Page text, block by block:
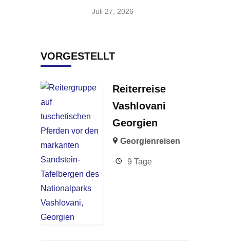
Juli 27, 2026
VORGESTELLT
Reiterreise
Vashlovani
Georgien
Georgienreisen
9 Tage